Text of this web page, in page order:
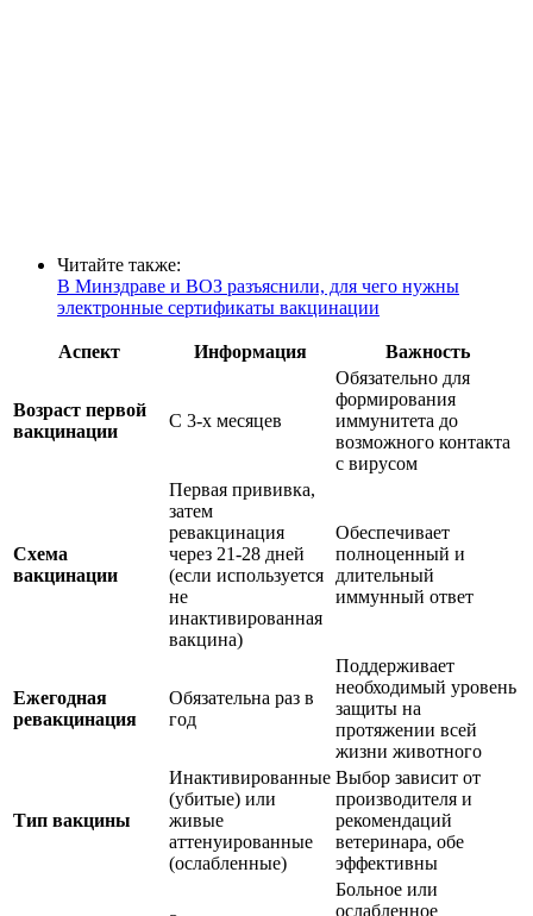
Читайте также:
В Минздраве и ВОЗ разъяснили, для чего нужны
электронные сертификаты вакцинации
Аспект Информация Важность
Возраст первой
вакцинации
С 3-х месяцев
Обязательно для
формирования
иммунитета до
возможного контакта
с вирусом
Схема
вакцинации
Первая прививка,
затем
ревакцинация
через 21-28 дней
(если используется
не
инактивированная
вакцина)
Обеспечивает
полноценный и
длительный
иммунный ответ
Ежегодная
ревакцинация
Обязательна раз в
год
Поддерживает
необходимый уровень
защиты на
протяжении всей
жизни животного
Тип вакцины
Инактивированные
(убитые) или
живые
аттенуированные
(ослабленные)
Выбор зависит от
производителя и
рекомендаций
ветеринара, обе
эффективны
Больное или
ослабленное